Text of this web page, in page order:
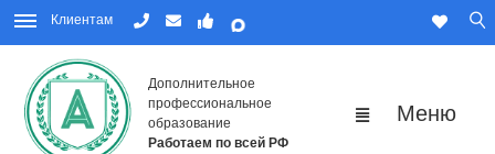
Клиентам
Дополнительное
профессиональное
образование
Работаем по всей РФ